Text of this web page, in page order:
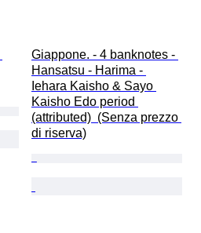
Giappone. - 4 banknotes -
Hansatsu - Harima -
Iehara Kaisho & Sayo
Kaisho Edo period
(attributed)  (Senza prezzo
di riserva)